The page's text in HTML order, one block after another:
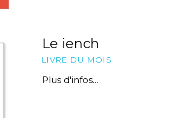
Le iench
LIVRE DU MOIS
Plus d'infos...